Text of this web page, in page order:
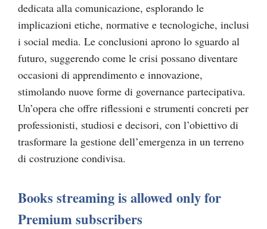
dedicata alla comunicazione, esplorando le
implicazioni etiche, normative e tecnologiche, inclusi
i social media. Le conclusioni aprono lo sguardo al
futuro, suggerendo come le crisi possano diventare
occasioni di apprendimento e innovazione,
stimolando nuove forme di governance partecipativa.
Un’opera che offre riflessioni e strumenti concreti per
professionisti, studiosi e decisori, con l’obiettivo di
trasformare la gestione dell’emergenza in un terreno
di costruzione condivisa.
Books streaming is allowed only for
Premium subscribers